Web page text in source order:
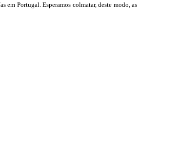
em Portugal. Esperamos colmatar, deste modo, as